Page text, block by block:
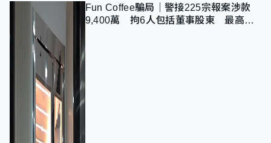
Fun Coffee騙局｜警接225宗報案涉款
9,400萬 拘6人包括董事股東 最高金